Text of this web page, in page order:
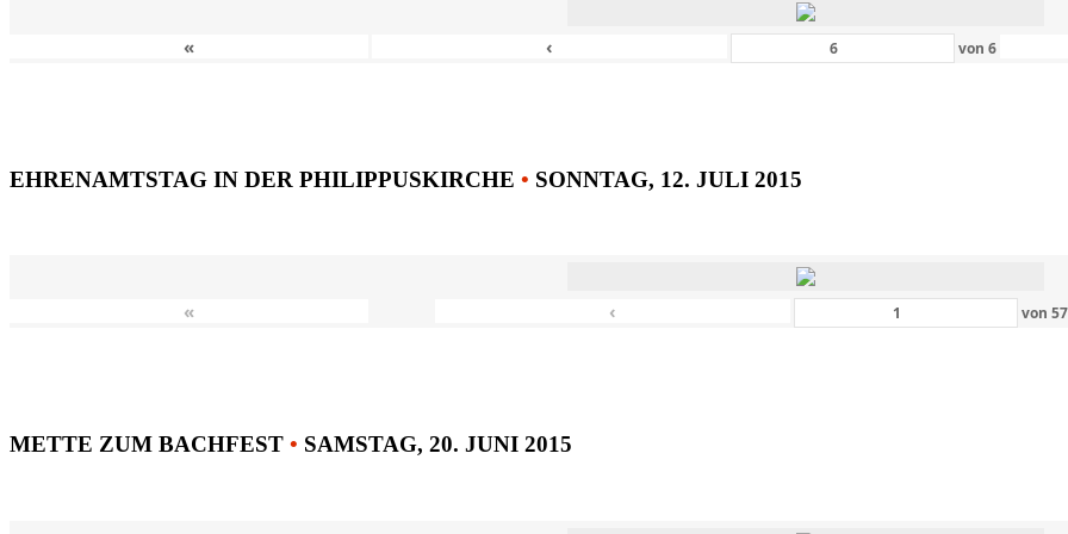
« ‹ von6
EHRENAMTSTAG IN DER PHILIPPUSKIRCHE • SONNTAG, 12. JULI 2015
« ‹ von57
METTE ZUM BACHFEST • SAMSTAG, 20. JUNI 2015